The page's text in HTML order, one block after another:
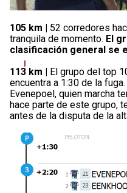
105 km | 52 corredores
tranquila de momento. El
clasificación general se
113 km | El grupo del top
encuentra a 1:30 de la
Evenepoel, quien marcha
hace parte de este grupo,
antes de la disputa de la